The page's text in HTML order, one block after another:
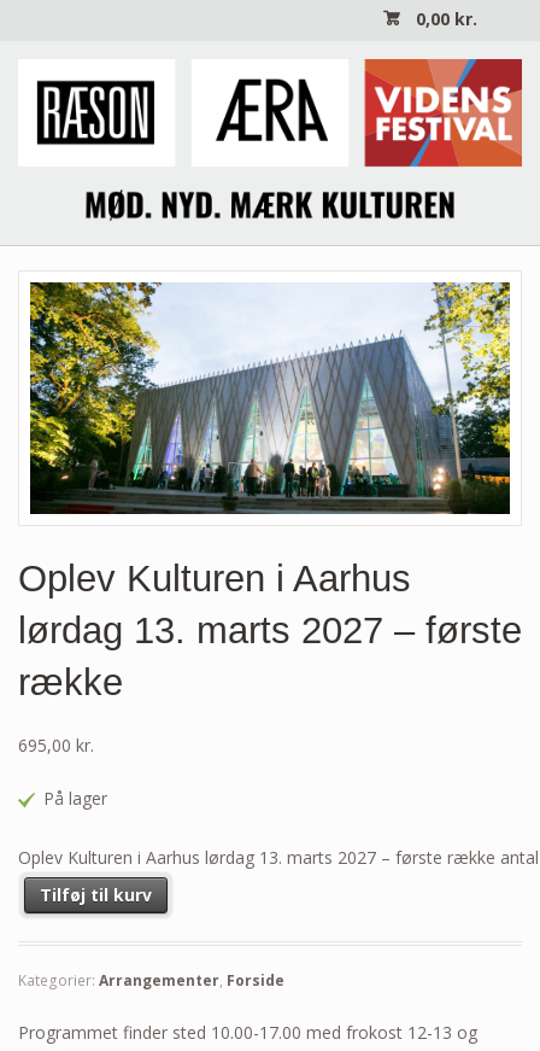
0,00 kr.
Oplev Kulturen i Aarhus
lørdag 13. marts 2027 – første
række
695,00 kr.
På lager
Oplev Kulturen i Aarhus lørdag 13. marts 2027 – første række antal
Tilføj til kurv
Kategorier: Arrangementer, Forside
Programmet finder sted 10.00-17.00 med frokost 12-13 og